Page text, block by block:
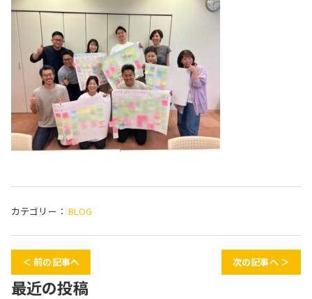
カテゴリー： BLOG
＜ 前の記事へ 次の記事へ ＞
最近の投稿